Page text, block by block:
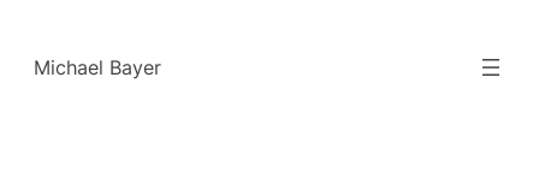
Inhalt
Michael Bayer